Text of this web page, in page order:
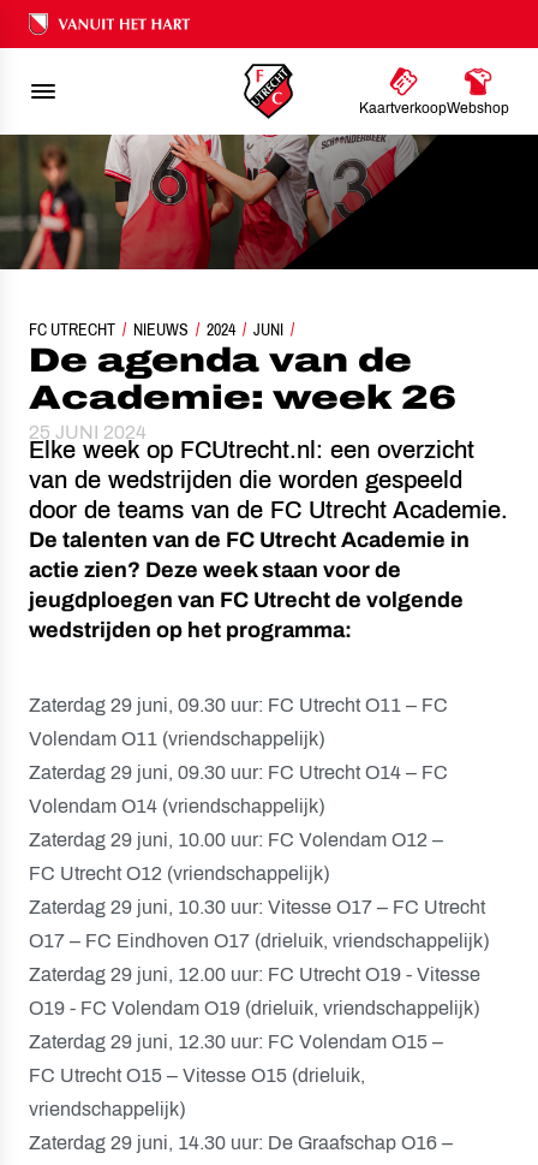
Ons nalatenschap
KaartverkoopWebshop
FC UTRECHT NIEUWS 2024 JUNI
DE AGENDA VAN DE ACADEMIE: WEEK 26
De agenda van de
Academie: week 26
25 JUNI 2024
Elke week op FCUtrecht.nl: een overzicht
van de wedstrijden die worden gespeeld
door de teams van de FC Utrecht Academie.
De talenten van de FC Utrecht Academie in
actie zien? Deze week staan voor de
jeugdploegen van FC Utrecht de volgende
wedstrijden op het programma:
Zaterdag 29 juni, 09.30 uur: FC Utrecht O11 – FC
Volendam O11 (vriendschappelijk)
Zaterdag 29 juni, 09.30 uur: FC Utrecht O14 – FC
Volendam O14 (vriendschappelijk)
Zaterdag 29 juni, 10.00 uur: FC Volendam O12 –
FC Utrecht O12 (vriendschappelijk)
Zaterdag 29 juni, 10.30 uur: Vitesse O17 – FC Utrecht
O17 – FC Eindhoven O17 (drieluik, vriendschappelijk)
Zaterdag 29 juni, 12.00 uur: FC Utrecht O19 - Vitesse
O19 - FC Volendam O19 (drieluik, vriendschappelijk)
Zaterdag 29 juni, 12.30 uur: FC Volendam O15 –
FC Utrecht O15 – Vitesse O15 (drieluik,
vriendschappelijk)
Zaterdag 29 juni, 14.30 uur: De Graafschap O16 –